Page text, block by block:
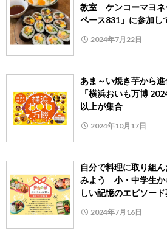
教室 ケンコーマヨネ
ペース831」に参加し
2024年7月22日
あま～い焼き芋から
「横浜おいも万博
以上が集合
2024年10月17日
自分で料理に取り組
みよう 小・中学生か
しい記憶のエピソー
2024年7月16日